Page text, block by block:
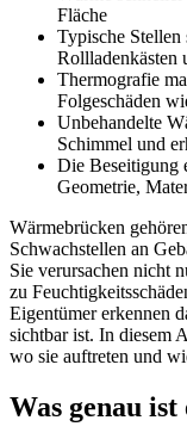
Fläche
Typische Stellen
Rollladenkästen
Thermografie
Folgeschäden
Unbehandelte
Schimmel und
Die Beseitigung
Geometrie,
Wärmebrücken
Schwachstellen an
Sie verursachen nicht
zu
Eigentümer erkennen
sichtbar ist. In diesem
wo sie auftreten und
Was genau